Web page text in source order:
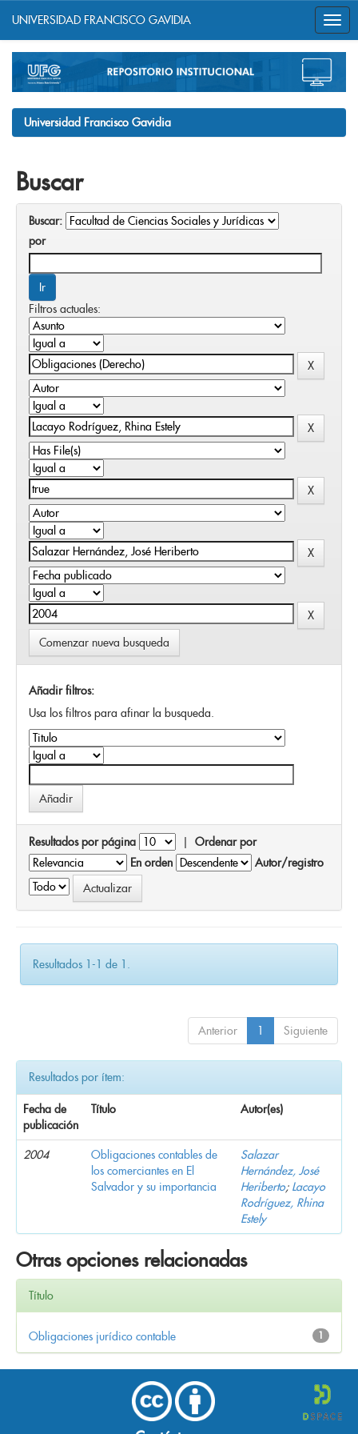
navigation
UNIVERSIDAD FRANCISCO GAVIDIA
Universidad Francisco Gavidia
Buscar
Buscar:
por
Filtros actuales:
Comenzar nueva busqueda
Añadir filtros:
Usa los filtros para afinar la busqueda.
Resultados por página | Ordenar por
En orden
Autor/registro
Resultados 1-1 de 1.
Anterior 1 Siguiente
Resultados por ítem:
Fecha de
publicación
Título Autor(es)
2004
Obligaciones contables de
los comerciantes en El
Salvador y su importancia
Salazar
Hernández, José
Heriberto; Lacayo
Rodríguez, Rhina
Estely
Otras opciones relacionadas
Título
1
Obligaciones jurídico contable